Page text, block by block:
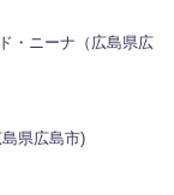
・ニーナ（広島県広
県広島市)